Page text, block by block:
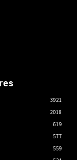
3921
2018
619
577
559